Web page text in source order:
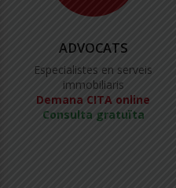
ADVOCATS
Especialistes en serveis
immobiliaris
Demana CITA online
Consulta gratuïta